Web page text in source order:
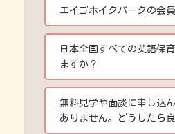
エイゴホイクパークの会
日本全国すべての英語保
ますか？
無料見学や面談に申し込
ありません。どうしたら